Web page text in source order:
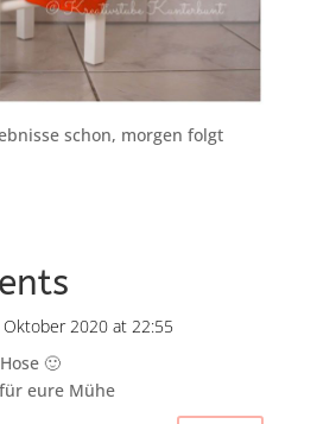
schon, morgen folgt
2020 at 22:55
🙂
eure Mühe